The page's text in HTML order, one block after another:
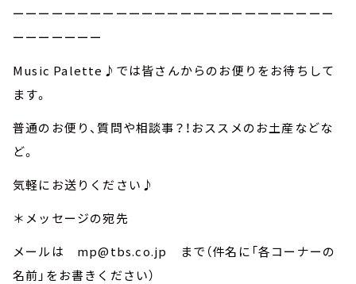
ーーーーーーーーーーーーーーーーーーーーーーーーー
ーーーーーーー
Music Palette♪では皆さんからのお便りをお待ちして
ます。
普通のお便り、質問や相談事？！おススメのお土産などな
ど。
気軽にお送りください♪
＊メッセージの宛先
メールは mp@tbs.co.jp まで（件名に「各コーナーの
名前」をお書きください）